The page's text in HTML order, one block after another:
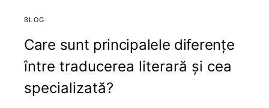
BLOG
Care sunt principalele diferențe
între traducerea literară și cea
specializată?